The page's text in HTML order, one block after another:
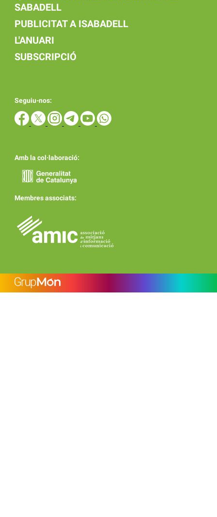
SABADELL
PUBLICITAT A ISABADELL
L'ANUARI
SUBSCRIPCIÓ
Seguiu-nos:
Amb la col·laboració:
Membres associats: